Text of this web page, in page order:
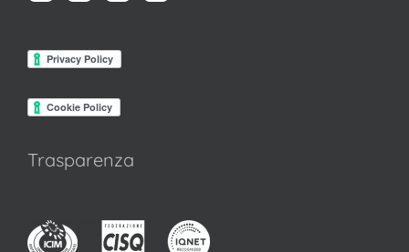
Trasparenza